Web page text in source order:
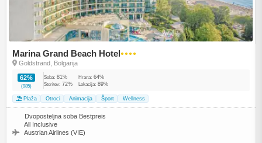
Marina Grand Beach Hotel●●●●
Goldstrand, Bolgarija
62%
(985)
Soba: 81% Hrana: 64%
Storitev: 72% Lokacija: 89%
Plaža Otroci Animacija Šport Wellness
Dvoposteljna soba Bestpreis
All Inclusive
Austrian Airlines (VIE)